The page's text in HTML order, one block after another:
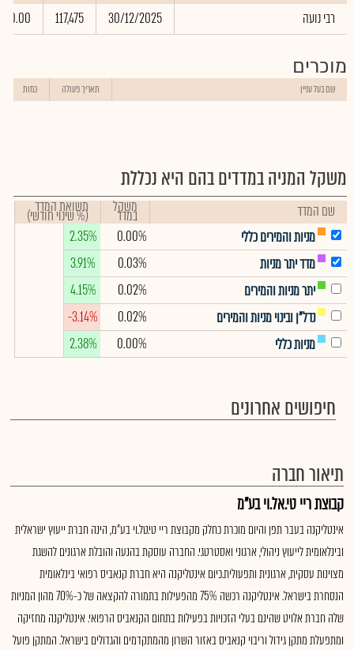
רבי נועה 30/12/2025
117,475
0.00
מוכרים
שם בעל עניין תאריך פעולה כמות
משקל המניה במדדים בהם היא נכללת
שם המדד משקל
במדד תשואת המדד
(% שינוי חודשי)
מניות והמירים כללי
0.00%
2.35%
מדד יתר מניות
0.03%
3.91%
יתר מניות והמירים
0.02%
4.15%
נדל"ן ובינוי מניות והמירים
0.02%
-3.14%
מניות כללי
0.00%
2.38%
חיפושים אחרונים
תיאור חברה
קבוצת ריי טי.אל.וי בע"מ
אינטליקנה בעבר תפן והיום מוכרת כחלק מקבוצת ריי טי.טל.וי בע"מ, הינה חברת ייעוץ ישראלית
ובינלאומית לייעוץ ניהולי, ארגוני ואסטרטגי. החברה עוסקת בהנעה והובלת ארגונים להשגת
מצוינות עסקית, ארגונית ותפעולית.כיום אינטליקנה היא חברת קנאביס רפואי בינלאומית
הנסחרת בישראל. אינטליקנה רכשה 75% מהפעילות בתמורה להקצאה של כ-70% מהון המניות
שלה חברת אלויט שהינם בעלי הזכויות בפעילות בתחום הקנאביס הרפואי. אינטליקנה מחזיקה
ומתפעלת מתקן גידול וריבוי קנאביס באזור השרון מהמתקדמים והגדולים בישראל. המתקן פועל